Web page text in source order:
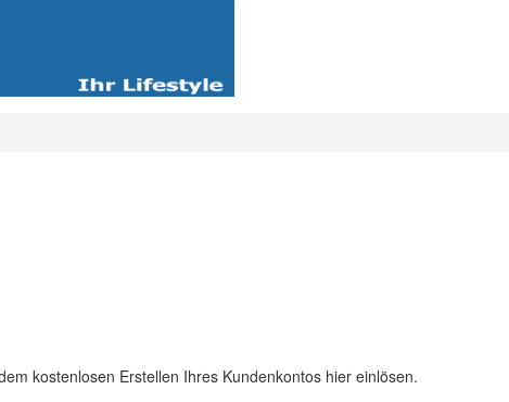
kostenlosen Erstellen Ihres Kundenkontos hier einlösen.